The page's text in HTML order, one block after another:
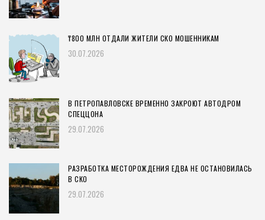
₸800 МЛН ОТДАЛИ ЖИТЕЛИ СКО МОШЕННИКАМ
30.07.2026
В ПЕТРОПАВЛОВСКЕ ВРЕМЕННО ЗАКРОЮТ АВТОДРОМ
СПЕЦЦОНА
29.07.2026
РАЗРАБОТКА МЕСТОРОЖДЕНИЯ ЕДВА НЕ ОСТАНОВИЛАСЬ
В СКО
29.07.2026